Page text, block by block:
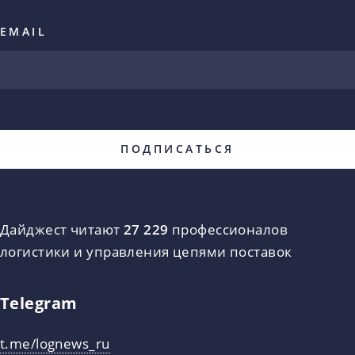
EMAIL
Дайджест читают 27 229 профессионалов
логистики и управления цепями поставок
Telegram
t.me/lognews_ru